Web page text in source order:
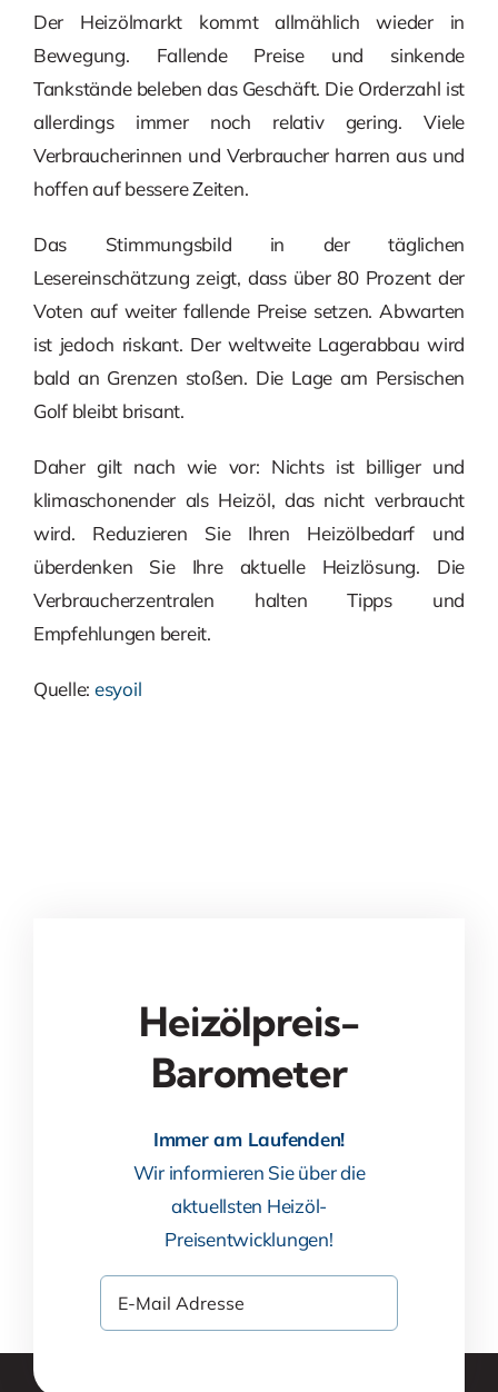
Der Heizölmarkt kommt allmählich wieder in
Bewegung. Fallende Preise und sinkende
Tankstände beleben das Geschäft. Die Orderzahl ist
allerdings immer noch relativ gering. Viele
Verbraucherinnen und Verbraucher harren aus und
hoffen auf bessere Zeiten.
Das Stimmungsbild in der täglichen
Lesereinschätzung zeigt, dass über 80 Prozent der
Voten auf weiter fallende Preise setzen. Abwarten
ist jedoch riskant. Der weltweite Lagerabbau wird
bald an Grenzen stoßen. Die Lage am Persischen
Golf bleibt brisant.
Daher gilt nach wie vor: Nichts ist billiger und
klimaschonender als Heizöl, das nicht verbraucht
wird. Reduzieren Sie Ihren Heizölbedarf und
überdenken Sie Ihre aktuelle Heizlösung. Die
Verbraucherzentralen halten Tipps und
Empfehlungen bereit.
Quelle: esyoil
Heizölpreis-
Barometer
Immer am Laufenden!
Wir informieren Sie über die
aktuellsten Heizöl-
Preisentwicklungen!